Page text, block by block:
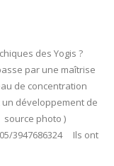
des Yogis ?
par une maîtrise
de concentration
développement de
photo )
3947686324 Ils ont